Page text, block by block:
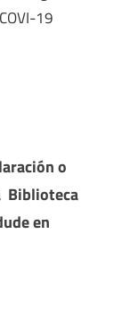
19
o
Biblioteca
en